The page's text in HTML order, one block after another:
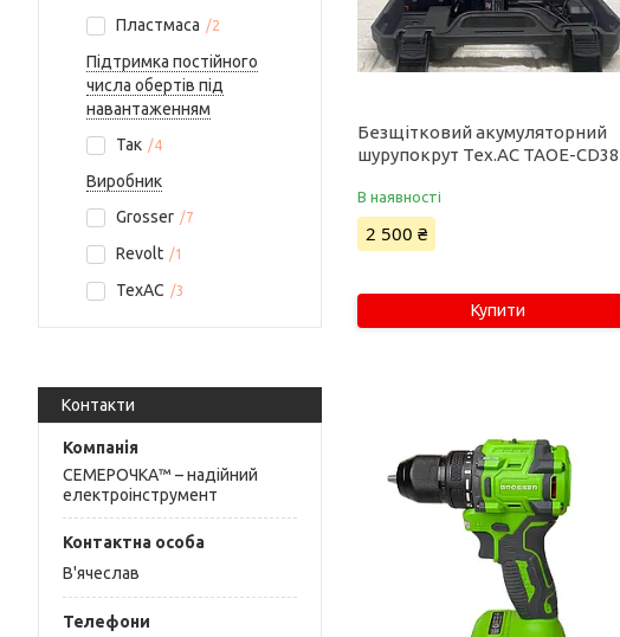
Пластмаса 2
Підтримка постійного
числа обертів під
навантаженням
Так
4
Виробник
Grosser
7
Revolt 1
ТехАС 3
Контакти
СЕМЕРОЧКА™ – надійний
електроінструмент
В'ячеслав
Безщітковий акумуляторний
шурупокрут Tex.AC TAOE-CD38
В наявності
2 500 ₴
Купити